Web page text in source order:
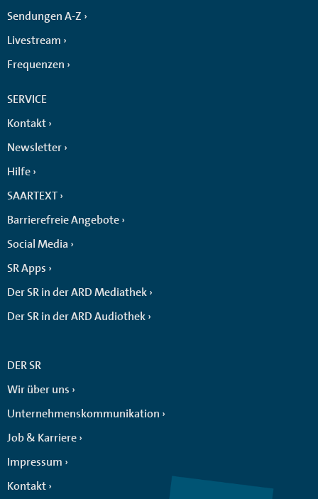
Sendungen A-Z
Livestream
Frequenzen
SERVICE
Kontakt
Newsletter
Hilfe
SAARTEXT
Barrierefreie Angebote
Social Media
SR Apps
Der SR in der ARD Mediathek
Der SR in der ARD Audiothek
DER SR
Wir über uns
Unternehmenskommunikation
Job & Karriere
Impressum
Kontakt